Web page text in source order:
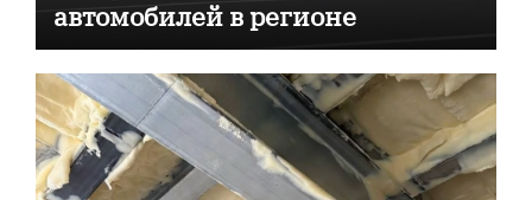
автомобилей в регионе